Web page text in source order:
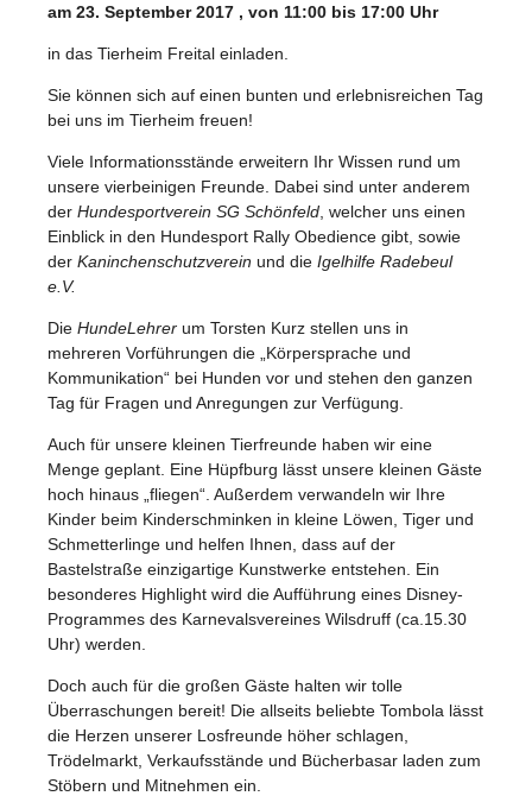
am 23. September 2017 , von 11:00 bis 17:00 Uhr
in das Tierheim Freital einladen.
Sie können sich auf einen bunten und erlebnisreichen Tag
bei uns im Tierheim freuen!
Viele Informationsstände erweitern Ihr Wissen rund um
unsere vierbeinigen Freunde. Dabei sind unter anderem
der Hundesportverein SG Schönfeld , welcher uns einen
Einblick in den Hundesport Rally Obedience gibt, sowie
der Kaninchenschutzverein und die Igelhilfe Radebeul
e.V.
Die HundeLehrer um Torsten Kurz stellen uns in
mehreren Vorführungen die „Körpersprache und
Kommunikation“ bei Hunden vor und stehen den ganzen
Tag für Fragen und Anregungen zur Verfügung.
Auch für unsere kleinen Tierfreunde haben wir eine
Menge geplant. Eine Hüpfburg lässt unsere kleinen Gäste
hoch hinaus „fliegen“. Außerdem verwandeln wir Ihre
Kinder beim Kinderschminken in kleine Löwen, Tiger und
Schmetterlinge und helfen Ihnen, dass auf der
Bastelstraße einzigartige Kunstwerke entstehen. Ein
besonderes Highlight wird die Aufführung eines Disney-
Programmes des Karnevalsvereines Wilsdruff (ca.15.30
Uhr) werden.
Doch auch für die großen Gäste halten wir tolle
Überraschungen bereit! Die allseits beliebte Tombola lässt
die Herzen unserer Losfreunde höher schlagen,
Trödelmarkt, Verkaufsstände und Bücherbasar laden zum
Stöbern und Mitnehmen ein.